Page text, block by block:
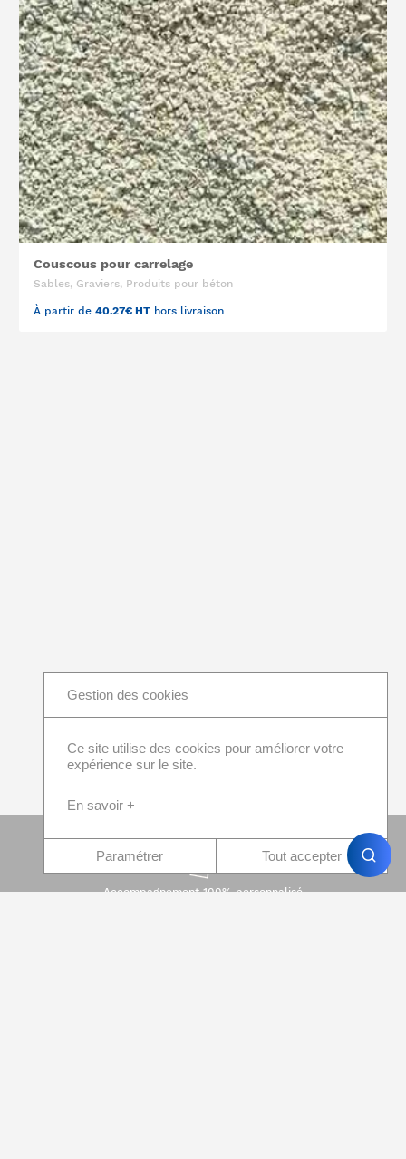
Couscous pour carrelage
Sables, Graviers, Produits pour béton
À partir de 40.27€ HT hors livraison
Accompagnement 100% personnalisé
Gestion des cookies
Ce site utilise des cookies pour améliorer votre
expérience sur le site.
En savoir +
Paramétrer Tout accepter